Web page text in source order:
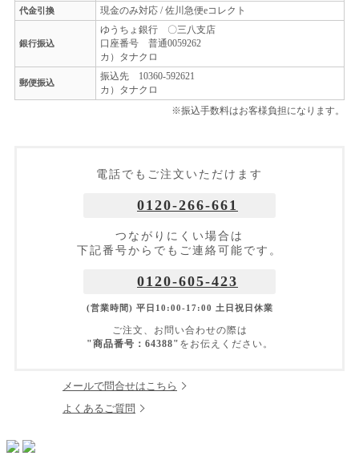
代金引換
現金のみ対応 / 佐川急便eコレクト
銀行振込
ゆうちょ銀行 〇三八支店
口座番号 普通0059262
カ）タナクロ
郵便振込
振込先 10360-592621
カ）タナクロ
※振込手数料はお客様負担になります。
電話でもご注文いただけます
0120-266-661
つながりにくい場合は
下記番号からでもご連絡可能です。
0120-605-423
(営業時間) 平日10:00-17:00 土日祝日休業
ご注文、お問い合わせの際は
"商品番号：64388" をお伝えください。
メールで問合せはこちら
よくあるご質問